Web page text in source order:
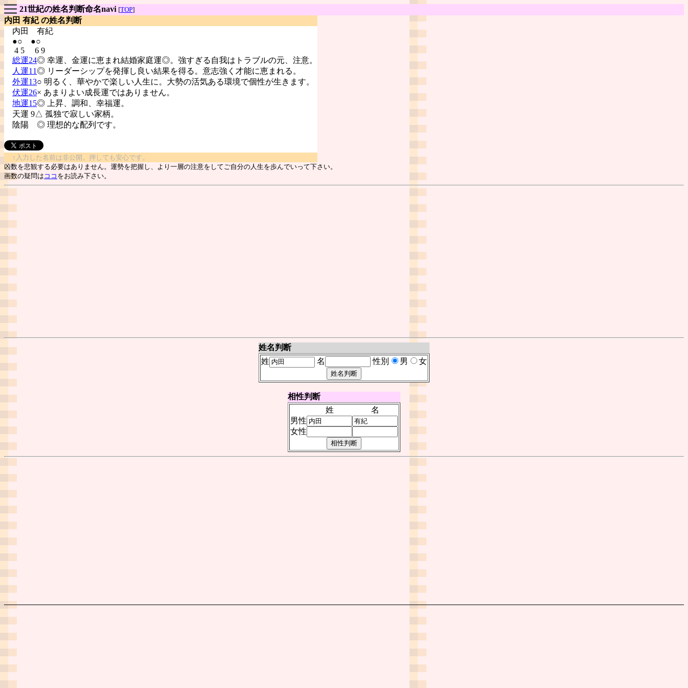
21世紀の姓名判断命名navi [TOP]
内田 有紀 の姓名判断
内田 有紀
●○ ●○
4 5 6 9
総運24◎ 幸運、金運に恵まれ結婚家庭運◎。強すぎる自我はトラブルの元、注意。
人運11◎ リーダーシップを発揮し良い結果を得る。意志強く才能に恵まれる。
外運13○ 明るく、華やかで楽しい人生に。大勢の活気ある環境で個性が生きます。
伏運26× あまりよい成長運ではありません。
地運15◎ 上昇、調和、幸福運。
天運 9△ 孤独で寂しい家柄。
陰陽 ◎ 理想的な配列です。
↑入力した名前は非公開。押しても安心です。
凶数を悲観する必要はありません。運勢を把握し、より一層の注意をしてご自分の人生を歩んでいって下さい。
画数の疑問は ココ をお読み下さい。
姓名判断
姓
名 性別 男 女
相性判断
姓
名
男性
女性